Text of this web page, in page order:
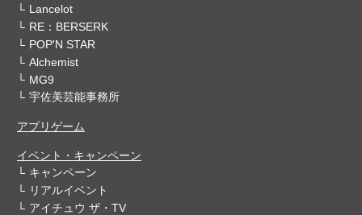
Lancelot
RE：BERSERK
POP'N STAR
Alchemist
MG9
宇佐美芸能事務所
アプリゲーム
イベント・キャンペーン
キャンペーン
リアルイベント
アイチュウ ザ・TV